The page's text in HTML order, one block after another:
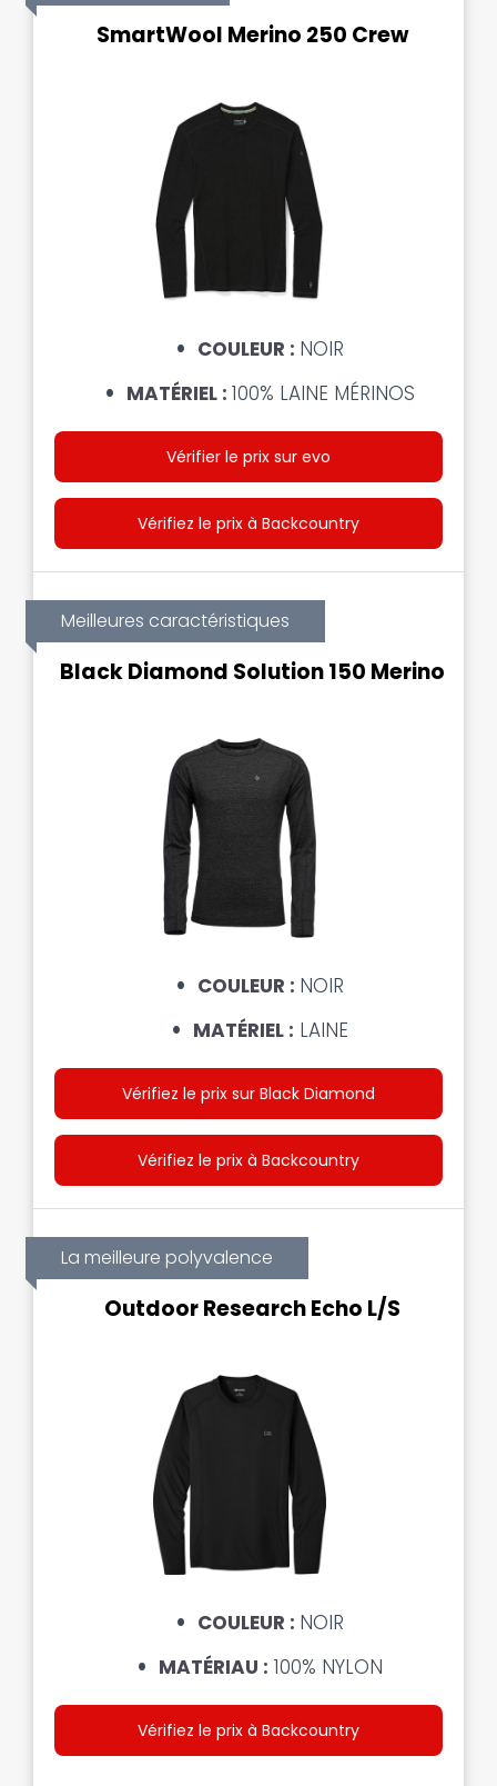
SmartWool Merino 250 Crew
COULEUR : NOIR
MATÉRIEL : 100% LAINE MÉRINOS
Vérifier le prix sur evo
Vérifiez le prix à Backcountry
Meilleures caractéristiques
Black Diamond Solution 150 Merino
COULEUR : NOIR
MATÉRIEL : LAINE
Vérifiez le prix sur Black Diamond
Vérifiez le prix à Backcountry
La meilleure polyvalence
Outdoor Research Echo L/S
COULEUR : NOIR
MATÉRIAU : 100% NYLON
Vérifiez le prix à Backcountry